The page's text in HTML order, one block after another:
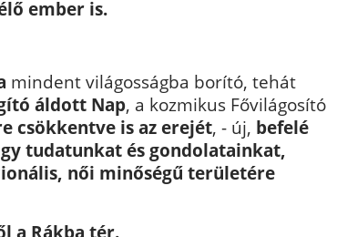
ember is.
mindent világosságba borító, tehát
áldott Nap, a kozmikus Fővilágosító
csökkentve is az erejét, - új, befelé
tudatunkat és gondolatainkat,
női minőségű területére
a Rákba tér.